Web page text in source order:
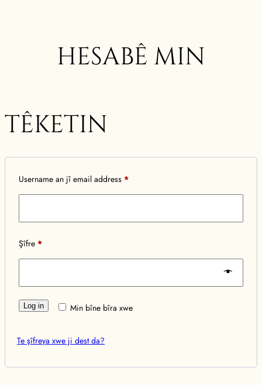
HESABÊ MIN
TÊKETIN
Username an jî email address *pêwîst
Şîfre *pêwîst
Min bîne bîra xwe
Log in
Te şîfreya xwe ji dest da?